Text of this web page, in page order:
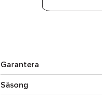
Garantera
Säsong